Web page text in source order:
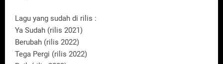
Lagu yang sudah di rilis :
Ya Sudah (rilis 2021)
Berubah (rilis 2022)
Tega Pergi (rilis 2022)